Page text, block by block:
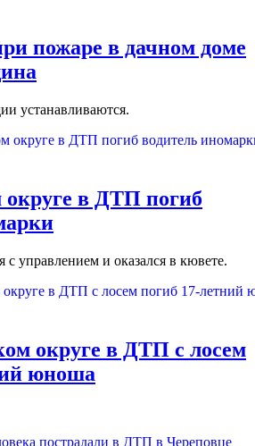
пожаре в дачном доме
устанавливаются.
в ДТП погиб
управлением и оказался в кювете.
округе в ДТП с лосем
юноша